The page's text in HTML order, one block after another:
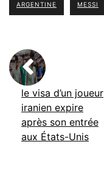
ARGENTINE MESSI
le visa d’un joueur
iranien expire
après son entrée
aux États-Unis